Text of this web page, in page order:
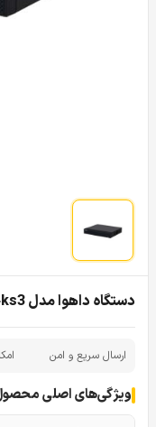
دستگاه داهوا مدل NVR2108HS-4ks3
ارسال سریع و امن
ویژگی‌های اصلی